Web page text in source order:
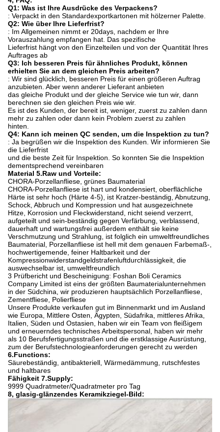
Q1: Was ist Ihre Ausdrücke des Verpackens?
: Verpackt in den Standardexportkartonen mit hölzerner Palette.
Q2: Wie über Ihre Lieferfrist?
: Im Allgemeinen nimmt er 20days, nachdem er Ihre
Vorauszahlung empfangen hat. Das spezifische
Lieferfrist hängt von den Einzelteilen und von der Quantität Ihres
Auftrages ab
Q3: Ich besseren Preis für ähnliches Produkt, können
erhielten Sie an dem gleichen Preis arbeiten?
: Wir sind glücklich, besseren Preis für einen größeren Auftrag
anzubieten. Aber wenn anderer Lieferant anbieten
das gleiche Produkt und der gleiche Service wie tun wir, dann
berechnen sie den gleichen Preis wie wir.
Es ist des Kunden, der bereit ist, weniger, zuerst zu zahlen dann
mehr zu zahlen oder dann kein Problem zuerst zu zahlen
hinten.
Q4: Kann ich meinen QC senden, um die Inspektion zu tun?
: Ja begrüßen wir die Inspektion des Kunden. Wir informieren Sie
die Lieferfrist
und die beste Zeit für Inspektion. So konnten Sie die Inspektion
dementsprechend vereinbaren
Material 5.Raw und Vorteile:
CHORA-Porzellanfliese, grünes Baumaterial
CHORA-Porzellanfliese ist hart und kondensiert, oberflächliche
Härte ist sehr hoch (Härte 4-5), ist Kratzer-beständig, Abnutzung,
Schock, Abbruch und Kompression und hat ausgezeichnete
Hitze, Korrosion und Fleckwiderstand, nicht seiend verzerrt,
aufgeteilt und sein-beständig gegen Verfärbung, verblassend,
dauerhaft und wartungsfrei außerdem enthält sie keine
Verschmutzung und Strahlung, ist folglich ein umweltfreundliches
Baumaterial, Porzellanfliese ist hell mit dem genauen Farbemaß-,
hochwertigemende, feiner Haltbarkeit und der
Kompressionwiderstandgeldstrafenluftdurchlässigkeit, die
auswechselbar ist, umweltfreundlich
3 Prüfbericht und Bescheinigung: Foshan Boli Ceramics
Company Limited ist eins der größten Baumaterialunternehmen
in der Südchina, wir produzieren hauptsächlich Porzellanfliese,
Zementfliese, Polierfliese
Unsere Produkte verkaufen gut im Binnenmarkt und im Ausland
wie Europa, Mittlere Osten, Ägypten, Südafrika, mittleres Afrika,
Italien, Süden und Ostasien, haben wir ein Team von fleißigem
und erneuerndes technisches Arbeitspersonal, haben wir mehr
als 10 Berufsfertigungsstraßen und die erstklassige Ausrüstung,
zum der Berufstechnologieanforderungen gerecht zu werden
6.Functions:
Säurebeständig, antibakteriell, Wärmedämmung, rutschfestes
und haltbares
Fähigkeit 7.Supply:
9999 Quadratmeter/Quadratmeter pro Tag
8, glasig-glänzendes Keramikziegel-Bild: